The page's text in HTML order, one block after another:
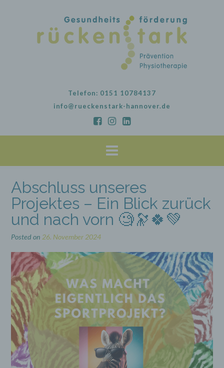
Telefon: 0151 10784137
info@rueckenstark-hannover.de
Abschluss unseres
Projektes – Ein Blick zurück
und nach vorn 🧐🔭🍀💚
Posted on 26. November 2024